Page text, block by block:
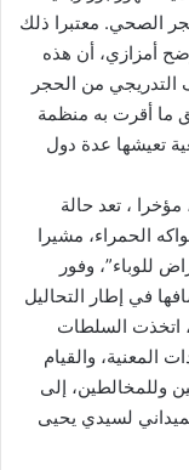
الصحي. معتبرا ذلك
أمزازي، أن هذه
التدريجي من الحجر
ما أقرت به منظمة
تعيشها عدة دول
، تعد حالة
الحمراء، مشيرا
للوباء”، وفور
في إطار التحاليل
اتخذت السلطات
المعنية، والقيام
وللمخالطين، إلى
لسيدي يحيى